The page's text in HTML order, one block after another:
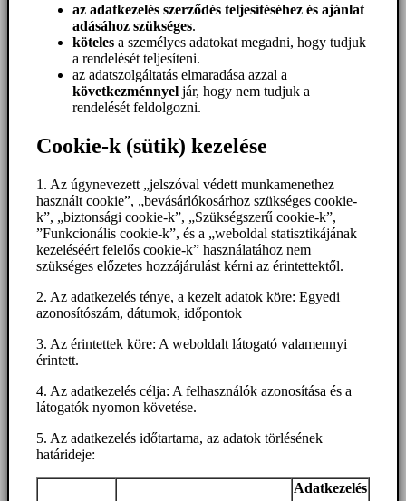
az adatkezelés szerződés teljesítéséhez és ajánlat
adásához szükséges.
köteles a személyes adatokat megadni, hogy tudjuk
a rendelését teljesíteni.
az adatszolgáltatás elmaradása azzal a
következménnyel jár, hogy nem tudjuk a
rendelését feldolgozni.
Cookie-k (sütik) kezelése
1. Az úgynevezett „jelszóval védett munkamenethez
használt cookie”, „bevásárlókosárhoz szükséges cookie-
k”, „biztonsági cookie-k”, „Szükségszerű cookie-k”,
”Funkcionális cookie-k”, és a „weboldal statisztikájának
kezeléséért felelős cookie-k” használatához nem
szükséges előzetes hozzájárulást kérni az érintettektől.
2. Az adatkezelés ténye, a kezelt adatok köre: Egyedi
azonosítószám, dátumok, időpontok
3. Az érintettek köre: A weboldalt látogató valamennyi
érintett.
4. Az adatkezelés célja: A felhasználók azonosítása és a
látogatók nyomon követése.
5. Az adatkezelés időtartama, az adatok törlésének
határideje:
Adatkezelés